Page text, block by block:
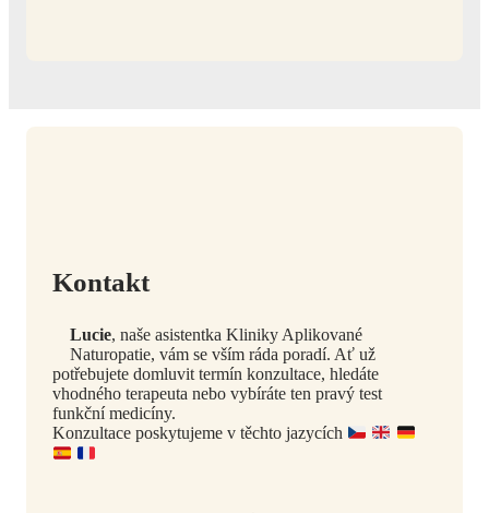
Kontakt
Lucie, naše asistentka Kliniky Aplikované
Naturopatie, vám se vším ráda poradí. Ať už
potřebujete domluvit termín konzultace, hledáte
vhodného terapeuta nebo vybíráte ten pravý test
funkční medicíny.
Konzultace poskytujeme v těchto jazycích